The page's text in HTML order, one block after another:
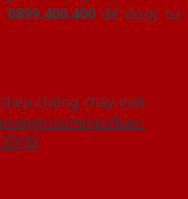
0899.400.400để được tư
chống cháy mới
spt/bao-